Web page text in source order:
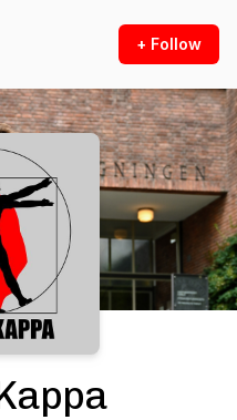
+ Follow